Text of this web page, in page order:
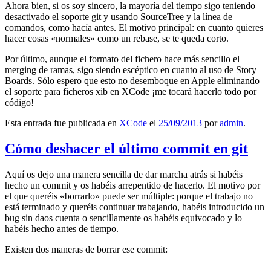
Ahora bien, si os soy sincero, la mayoría del tiempo sigo teniendo
desactivado el soporte git y usando SourceTree y la línea de
comandos, como hacía antes. El motivo principal: en cuanto quieres
hacer cosas «normales» como un rebase, se te queda corto.
Por último, aunque el formato del fichero hace más sencillo el
merging de ramas, sigo siendo escéptico en cuanto al uso de Story
Boards. Sólo espero que esto no desemboque en Apple eliminando
el soporte para ficheros xib en XCode ¡me tocará hacerlo todo por
código!
Esta entrada fue publicada en XCode el 25/09/2013 poradmin.
Cómo deshacer el último commit en git
Aquí os dejo una manera sencilla de dar marcha atrás si habéis
hecho un commit y os habéis arrepentido de hacerlo. El motivo por
el que queréis «borrarlo» puede ser múltiple: porque el trabajo no
está terminado y queréis continuar trabajando, habéis introducido un
bug sin daos cuenta o sencillamente os habéis equivocado y lo
habéis hecho antes de tiempo.
Existen dos maneras de borrar ese commit: